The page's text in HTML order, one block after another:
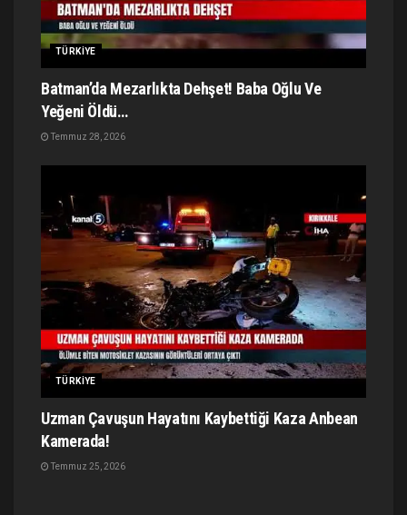
TÜRKIYE
Batman’da Mezarlıkta Dehşet! Baba Oğlu Ve
Yeğeni Öldü…
Temmuz 28, 2026
TÜRKIYE
Uzman Çavuşun Hayatını Kaybettiği Kaza Anbean
Kamerada!
Temmuz 25, 2026